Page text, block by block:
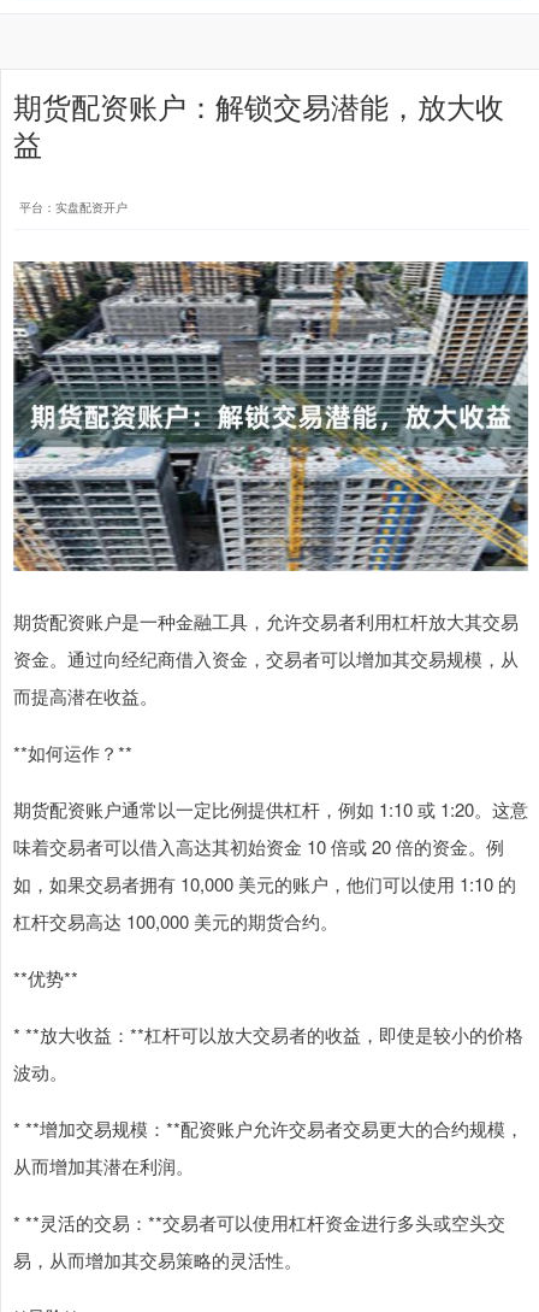
期货配资账户：解锁交易潜能，放大收
益
平台：实盘配资开户
期货配资账户是一种金融工具，允许交易者利用杠杆放大其交易
资金。通过向经纪商借入资金，交易者可以增加其交易规模，从
而提高潜在收益。
**如何运作？**
期货配资账户通常以一定比例提供杠杆，例如 1:10 或 1:20。这意
味着交易者可以借入高达其初始资金 10 倍或 20 倍的资金。例
如，如果交易者拥有 10,000 美元的账户，他们可以使用 1:10 的
杠杆交易高达 100,000 美元的期货合约。
**优势**
* **放大收益：**杠杆可以放大交易者的收益，即使是较小的价格
波动。
* **增加交易规模：**配资账户允许交易者交易更大的合约规模，
从而增加其潜在利润。
* **灵活的交易：**交易者可以使用杠杆资金进行多头或空头交
易，从而增加其交易策略的灵活性。